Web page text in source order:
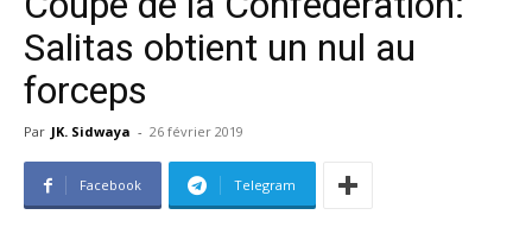
Salitas obtient un nul au
forceps
Par JK. Sidwaya - 26 février 2019
Facebook Telegram